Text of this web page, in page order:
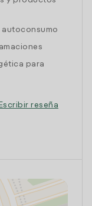
autoconsumo
para
Escribir reseña